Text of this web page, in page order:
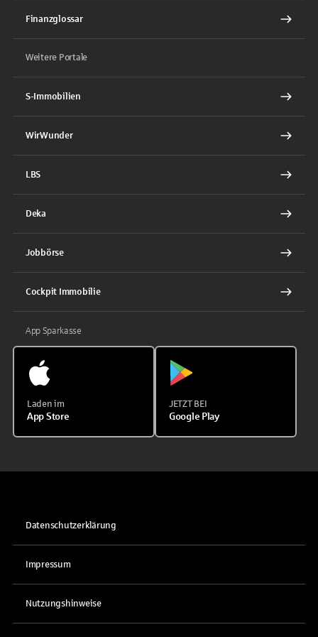
Finanzglossar
Weitere Portale
S-Immobilien
WirWunder
LBS
Deka
Jobbörse
Cockpit Immobilie
App Sparkasse
Laden im
App Store
JETZT BEI
Google Play
Datenschutzerklärung
Impressum
Nutzungshinweise